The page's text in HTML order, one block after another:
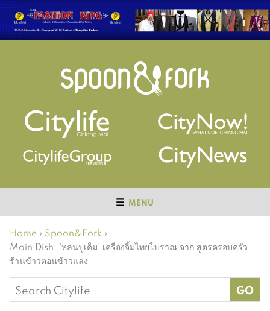
MENU
Home › Spoon&Fork ›
Main Dish: ‘หลนปูเค็ม’ เครื่องจิ้มไทยโบราณ จาก สูตรครอบครัว
ร้านข้าวตอนข้าวแลง
Search
for: